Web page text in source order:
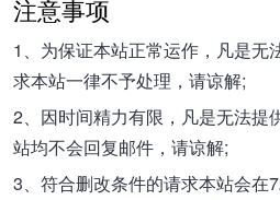
注意事项
1、为保证本站正常运作，凡是无
求本站一律不予处理，请谅解;
2、因时间精力有限，凡是无法提
站均不会回复邮件，请谅解;
3、符合删改条件的请求本站会在